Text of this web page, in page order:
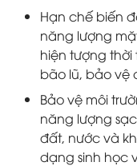
Hạn chế biến
năng lượng
hiện tượng
bão lũ, bảo vệ
Bảo vệ môi
năng lượng
đất, nước và
dạng sinh học